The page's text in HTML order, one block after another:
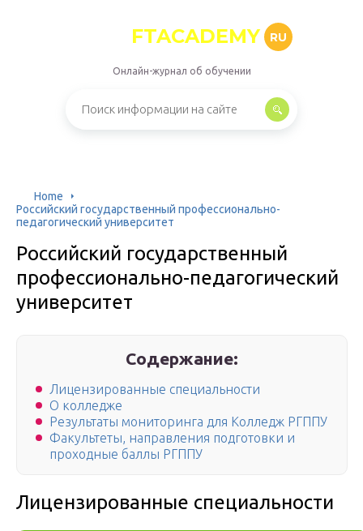
FTACADEMY RU
Онлайн-журнал об обучении
Home
Российский государственный профессионально-
педагогический университет
Российский государственный
профессионально-педагогический
университет
Содержание:
Лицензированные специальности
О колледже
Результаты мониторинга для Колледж РГППУ
Факультеты, направления подготовки и
проходные баллы РГППУ
Лицензированные специальности